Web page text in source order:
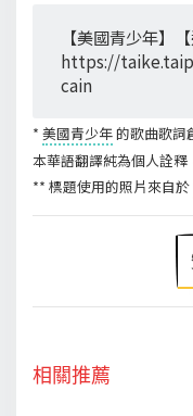
【美國青少年】
https://
cain
* 美國青少年的歌曲歌詞
本華語翻譯純為個人詮釋
** 標題使用的照片來自於
相關推薦